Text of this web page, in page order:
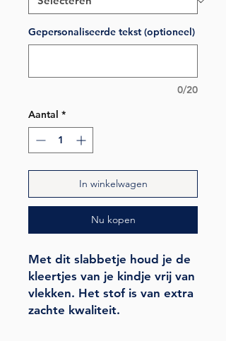
Gepersonaliseerde tekst (optioneel)
0/20
Aantal *
In winkelwagen
Nu kopen
Met dit slabbetje houd je de
kleertjes van je kindje vrij van
vlekken. Het stof is van extra
zachte kwaliteit.